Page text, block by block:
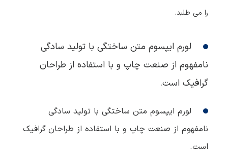
را می طلبد.
لورم ایپسوم متن ساختگی با تولید سادگی
نامفهوم از صنعت چاپ و با استفاده از طراحان
گرافیک است.
لورم ایپسوم متن ساختگی با تولید سادگی
نامفهوم از صنعت چاپ و با استفاده از طراحان گرافیک
است.